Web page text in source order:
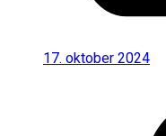
17. oktober 2024